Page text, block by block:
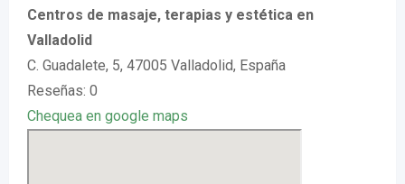
Centros de masaje, terapias y estética en
Valladolid
C. Guadalete, 5, 47005 Valladolid, España
Reseñas: 0
Chequea en google maps